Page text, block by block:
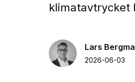
klimatavtrycket
Lars
2026-06-03